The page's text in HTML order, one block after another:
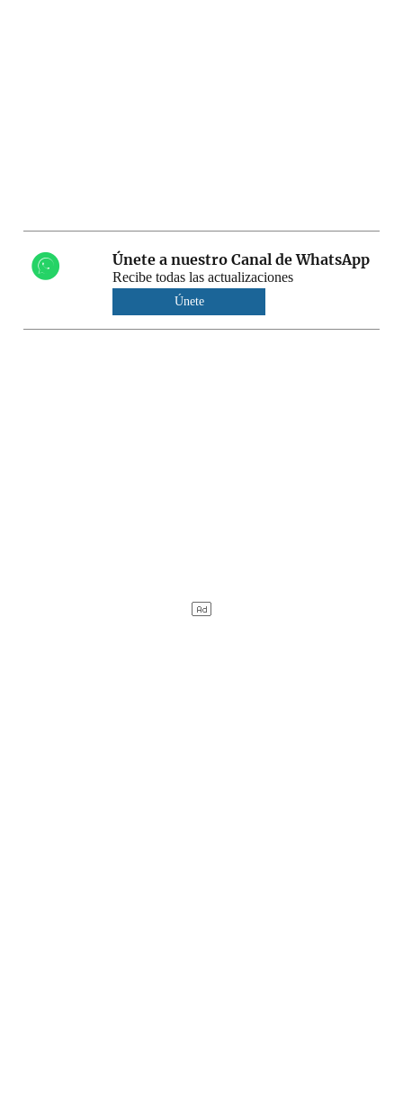
Únete a nuestro Canal de WhatsApp
Recibe todas las actualizaciones
Únete